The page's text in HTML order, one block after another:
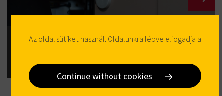
DOM Tapkey elektronikus hengerzárbetétjét Ön is
a DOM-Elzett szakemberei segítségére lesznek ebben.
Az oldal sütiket használ. Oldalunkra lépve elfogadja a
Continue without cookies